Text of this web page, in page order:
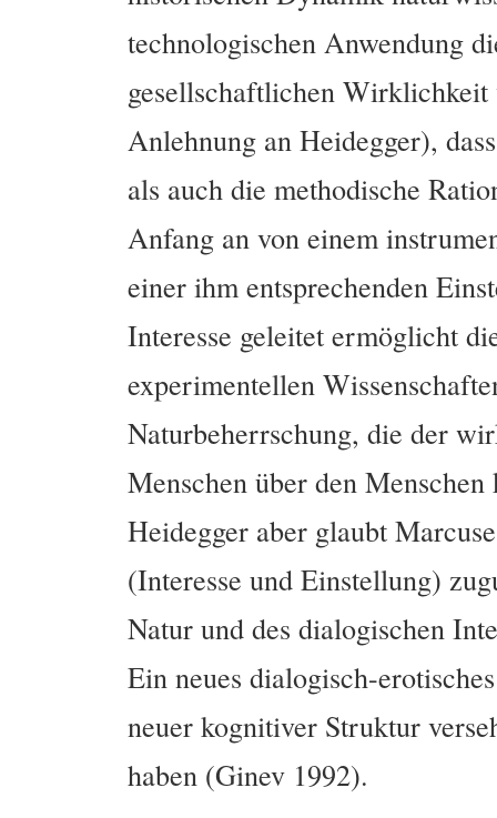
technologischen Anwendung
gesellschaftlichen
Anlehnung an Heidegger),
als auch die methodische
Anfang an von einem
einer ihm entsprechenden
Interesse geleitet ermöglicht
experimentellen
Naturbeherrschung, die der
Menschen über den
Heidegger aber glaubt
(Interesse und Einstellung)
Natur und des dialogischen
Ein neues dialogisch-
neuer kognitiver Struktur
haben (Ginev 1992).